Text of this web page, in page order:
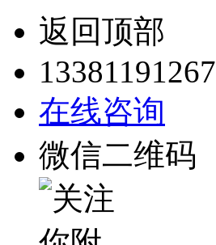
返回顶部
13381191267
在线咨询
微信二维码